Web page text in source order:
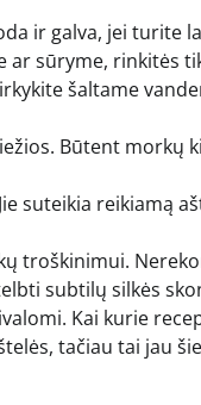
ir galva, jei turite
ar sūryme, rinkitės
šaltame
Būtent morkų
suteikia reikiamą
troškinimui.
subtilų silkės
Kai kurie
tačiau tai jau